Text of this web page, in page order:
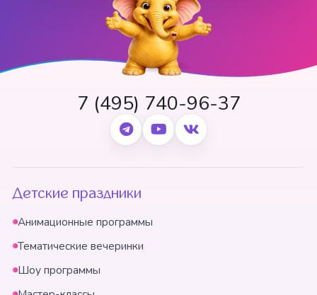
7 (495) 740-96-37
Детские праздники
Анимационные программы
Тематические вечеринки
Шоу программы